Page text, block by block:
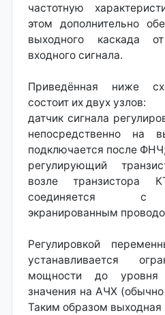
частотную
этом дополнительно
выходного каскада
входного сигнала.
Приведённая ниже
состоит их двух узлов:
датчик сигнала
непосредственно на
подключается после
регулирующий
возле транзистора
соединяется с
экранированным
Регулировкой
устанавливается
мощности до уровня
значения на АЧХ
Таким образом